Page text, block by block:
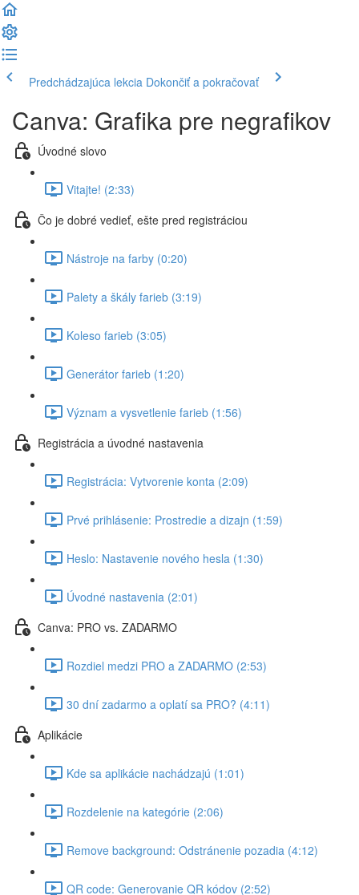
Predchádzajúca lekcia Dokončiť a pokračovať
Canva: Grafika pre negrafikov
Úvodné slovo
Vitajte! (2:33)
Čo je dobré vedieť, ešte pred registráciou
Nástroje na farby (0:20)
Palety a škály farieb (3:19)
Koleso farieb (3:05)
Generátor farieb (1:20)
Význam a vysvetlenie farieb (1:56)
Registrácia a úvodné nastavenia
Registrácia: Vytvorenie konta (2:09)
Prvé prihlásenie: Prostredie a dizajn (1:59)
Heslo: Nastavenie nového hesla (1:30)
Úvodné nastavenia (2:01)
Canva: PRO vs. ZADARMO
Rozdiel medzi PRO a ZADARMO (2:53)
30 dní zadarmo a oplatí sa PRO? (4:11)
Aplikácie
Kde sa aplikácie nachádzajú (1:01)
Rozdelenie na kategórie (2:06)
Remove background: Odstránenie pozadia (4:12)
QR code: Generovanie QR kódov (2:52)